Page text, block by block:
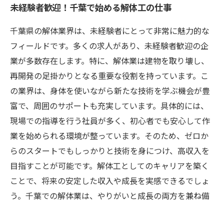
未経験者歓迎！千葉で始める解体工の仕事
千葉県の解体業界は、未経験者にとって非常に魅力的な
フィールドです。多くの求人があり、未経験者歓迎の企
業が多数存在します。特に、解体業は建物を取り壊し、
再開発の足掛かりとなる重要な役割を持っています。こ
の業界は、身体を使いながら新たな技術を学ぶ機会が豊
富で、周囲のサポートも充実しています。具体的には、
現場での指導を行う社員が多く、初心者でも安心して作
業を始められる環境が整っています。そのため、ゼロか
らのスタートでもしっかりと技術を身につけ、高収入を
目指すことが可能です。解体工としてのキャリアを築く
ことで、将来の安定した収入や成長を実感できるでしょ
う。千葉での解体業は、やりがいと成長の両方を兼ね備